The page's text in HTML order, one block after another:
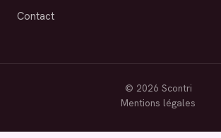
Contact
© 2026 Scontri
Mentions légales